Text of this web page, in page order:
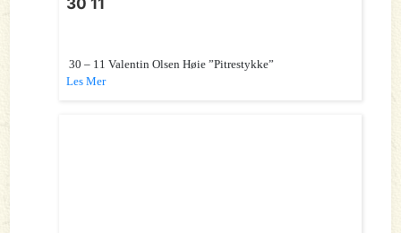
30 – 11 Valentin Olsen Høie ”Pitrestykke”
Les Mer